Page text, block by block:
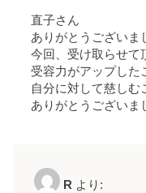
直子さん
ありがとうございま
今回、受け取らせて
受容力がアップした
自分に対して慈しむ
ありがとうございま
R より: